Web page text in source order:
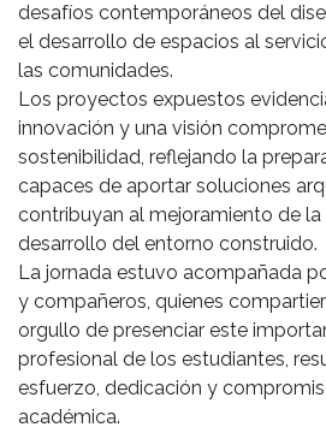
desafíos contemporáneos del
el desarrollo de espacios al
las comunidades.
Los proyectos expuestos
innovación y una visión
sostenibilidad, reflejando la
capaces de aportar soluciones
contribuyan al mejoramiento de
desarrollo del entorno construido.
La jornada estuvo acompañada
y compañeros, quienes
orgullo de presenciar este
profesional de los estudiantes,
esfuerzo, dedicación y
académica.